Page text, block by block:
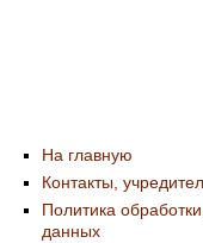
На главную
Контакты,
Политика
данных